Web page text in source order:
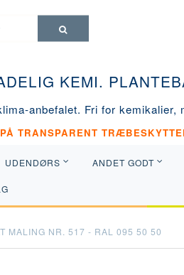
KEMI.
anbefalet. Fri for
TRANSPARENT
UDENDØRS ANDET GODT
MALING NR. 517 - RAL 095 50 50